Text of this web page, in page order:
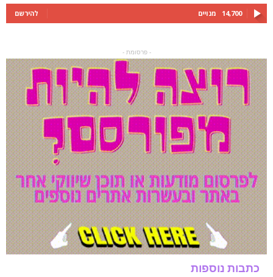
14,700 מנויים להירשם
- פרסומת -
כתבות נוספות